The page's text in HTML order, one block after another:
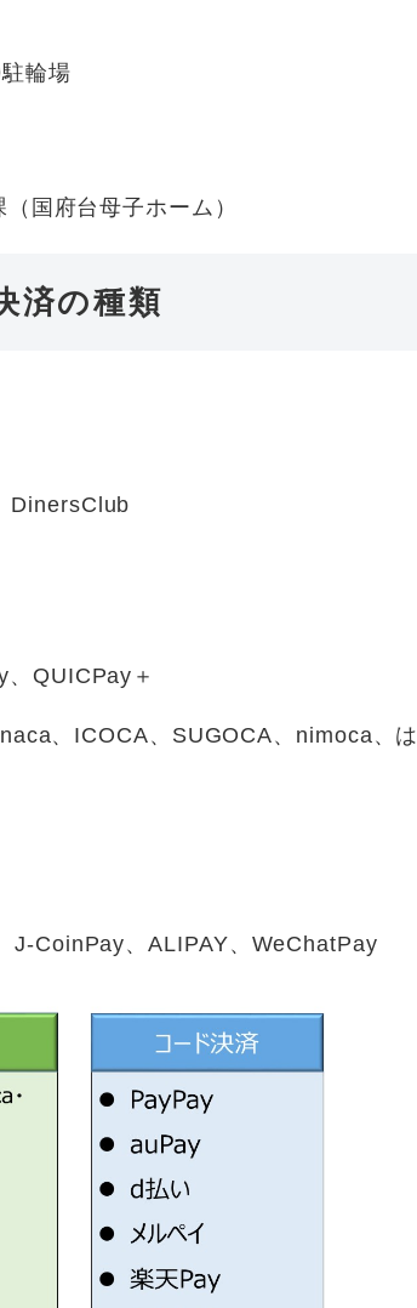
駐輪場
国府台母子ホーム）
済の種類
DinersClub
QUICPay＋
、ICOCA、SUGOCA、nimoca、は
J-CoinPay、ALIPAY、WeChatPay